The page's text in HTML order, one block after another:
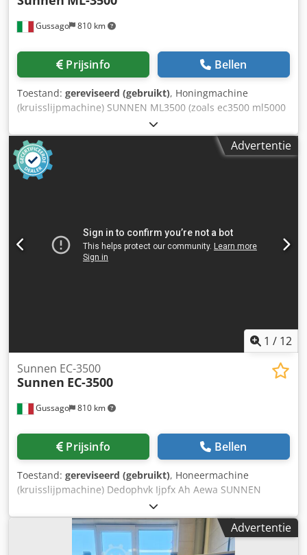
Gussago 810 km
Prijsinfo Bellen
Toestand: gereviseerd (gebruikt), Honingmachine
(kruisslijpmachine) SUNNEN ML3500 (zoals ec3500 ml5000
ml2000 ml 2000 ml 5000) De machine ondergaat een
volledige elektronische retrofit (Siemens / Telemecanique)
Touchscreen. Interface met oplader mogelijk Dodpfx Ahow
Npt Ro Aowa
Advertentie
1 / 12
Gussago 810 km
Sunnen EC-3500
Sunnen EC-3500
Prijsinfo Bellen
Toestand: gereviseerd (gebruikt), Honeermachine
(kruisslijpmachine) Dedophvk Ijpfx Ah Aewa SUNNEN
EC3500 (zoals ml3500 ml5000 ml2000) VERKOCHT – neem
contact met ons op voor alternatieven, bijv. ML3500 of
ML2000 Volledig elektronische retrofit uitgevoerd (Siemens)
Touchscreen scherm. Interface met oplader mogelijk.
Advertentie